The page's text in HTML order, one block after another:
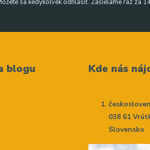
sa kedykoľvek odhlásiť. Zasielame raz za
blogu Kde nás
038 61
Slovensko